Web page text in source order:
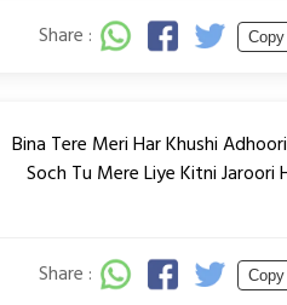
Share : Copy
Bina Tere Meri Har Khushi
Soch Tu Mere Liye Kitni Jaroori
Share : Copy